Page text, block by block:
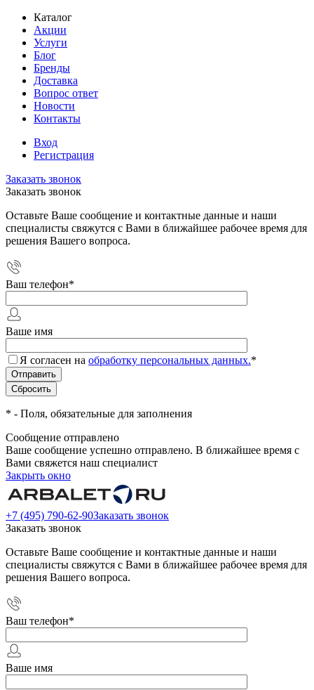
Каталог
Акции
Услуги
Блог
Бренды
Доставка
Вопрос ответ
Новости
Контакты
Вход
Регистрация
Заказать звонок
Заказать звонок
Оставьте Ваше сообщение и контактные данные и наши
специалисты свяжутся с Вами в ближайшее рабочее время для
решения Вашего вопроса.
Ваш телефон*
Ваше имя
Я согласен на обработку персональных данных.*
* - Поля, обязательные для заполнения
Сообщение отправлено
Ваше сообщение успешно отправлено. В ближайшее время с
Вами свяжется наш специалист
Закрыть окно
+7 (495) 790-62-90Заказать звонок
Заказать звонок
Оставьте Ваше сообщение и контактные данные и наши
специалисты свяжутся с Вами в ближайшее рабочее время для
решения Вашего вопроса.
Ваш телефон*
Ваше имя